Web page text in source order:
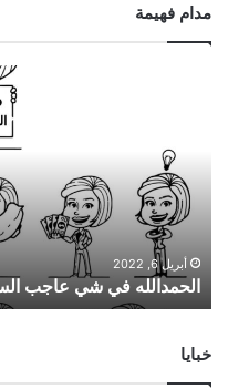
مدام فهيمة
ي
ي
ع
أبريل 6, 2022
الحمدالله في شي عاجب
خبايا